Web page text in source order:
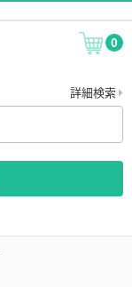
0
詳細検索